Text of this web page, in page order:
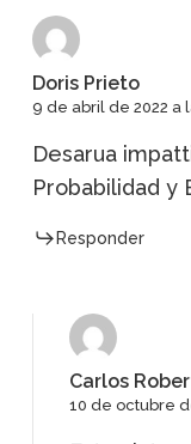
Doris Prieto
9 de abril de 2022 a
Desarua
Probabilidad y
Responder
Carlos
10 de octubre